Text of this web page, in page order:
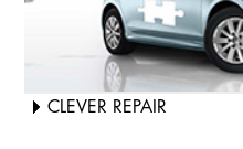
CLEVER REPAIR